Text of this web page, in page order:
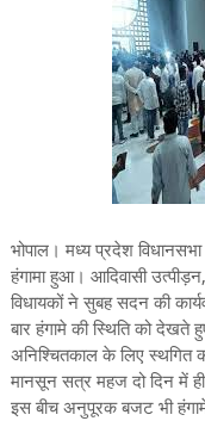
भोपाल। मध्य प्रदेश
हंगामा हुआ। आदिवासी उत्‍पीड़न,
विधायकों ने सुबह सदन की
बार हंगामे की स्‍थिति को देखते
अनिश्‍चितकाल के लिए स्‍थगित
मानसून सत्र महज दो दिन में
इस बीच अनुपूरक बजट भी